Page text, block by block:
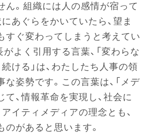
ん。組織には人の感情が宿って
あぐらをかいていたら、望ま
すぐ変わってしまうと考えてい
がよく引用する言葉、「変わらな
ける」は、わたしたち人事の領
姿勢です。この言葉は、「メデ
て、情報革命を実現し、社会に
イティメディアの理念とも、
のがあると思います。